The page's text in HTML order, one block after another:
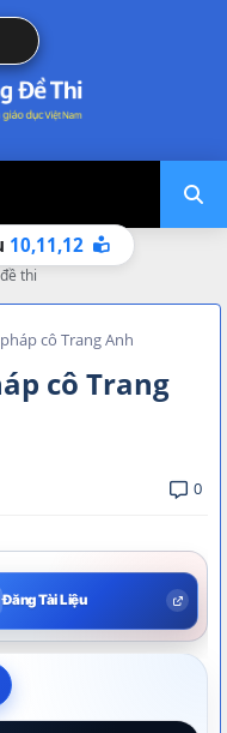
10,11,12
thi
cô Trang Anh
cô Trang
0
Đăng Tài Liệu